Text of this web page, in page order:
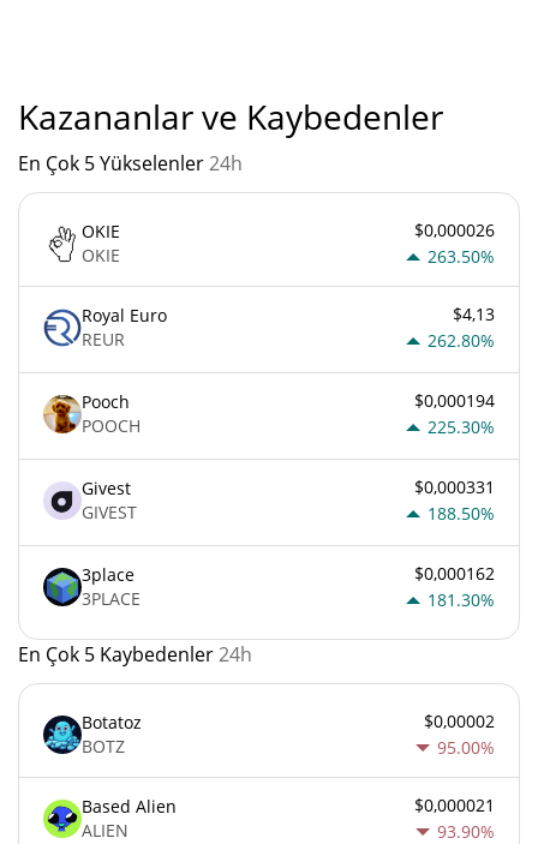
Kazananlar ve Kaybedenler
En Çok 5 Yükselenler24h
OKIE
OKIE
$0,000026
263.50%
Royal Euro
REUR
$4,13
262.80%
Pooch
POOCH
$0,000194
225.30%
Givest
GIVEST
$0,000331
188.50%
3place
3PLACE
$0,000162
181.30%
En Çok 5 Kaybedenler24h
Botatoz
BOTZ
$0,00002
95.00%
Based Alien
ALIEN
$0,000021
93.90%